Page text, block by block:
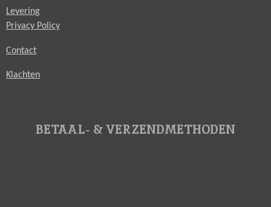
Levering
Privacy Policy
Contact
Klachten
BETAAL- & VERZENDMETHODEN